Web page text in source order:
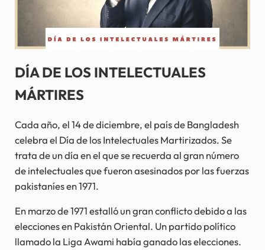
DÍA DE LOS INTELECTUALES
MÁRTIRES
Cada año, el 14 de diciembre, el país de Bangladesh
celebra el Día de los Intelectuales Martirizados. Se
trata de un día en el que se recuerda al gran número
de intelectuales que fueron asesinados por las fuerzas
pakistaníes en 1971.
En marzo de 1971 estalló un gran conflicto debido a las
elecciones en Pakistán Oriental. Un partido político
llamado la Liga Awami había ganado las elecciones.